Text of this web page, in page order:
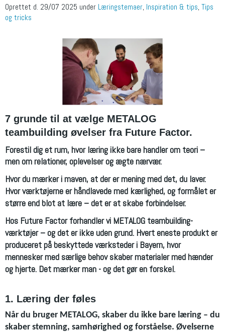
Oprettet d. 29/07 2025 under Læringstemaer, Inspiration & tips, Tips
og tricks
7 grunde til at vælge METALOG
teambuilding øvelser fra Future Factor.
Forestil dig et rum, hvor læring ikke bare handler om teori –
men om relationer, oplevelser og ægte nærvær.
Hvor du mærker i maven, at der er mening med det, du laver.
Hvor værktøjerne er håndlavede med kærlighed, og formålet er
større end blot at lære – det er at skabe forbindelser.
Hos Future Factor forhandler vi METALOG teambuilding-
værktøjer – og det er ikke uden grund. Hvert eneste produkt er
produceret på beskyttede værksteder i Bayern, hvor
mennesker med særlige behov skaber materialer med hænder
og hjerte. Det mærker man - og det gør en forskel.
1. Læring der føles
Når du bruger METALOG, skaber du ikke bare læring – du
skaber stemning, samhørighed og forståelse. Øvelserne